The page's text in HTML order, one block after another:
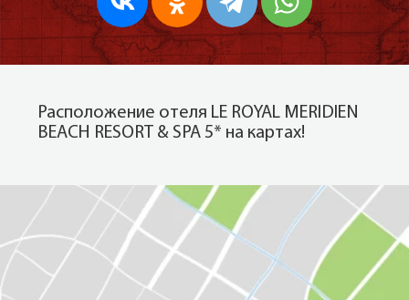
Расположение отеля LE ROYAL MERIDIEN
BEACH RESORT & SPA 5* на картах!
Показать на карте